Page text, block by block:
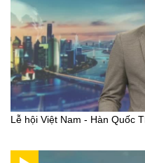
Lễ hội Việt Nam - Hàn Quốc